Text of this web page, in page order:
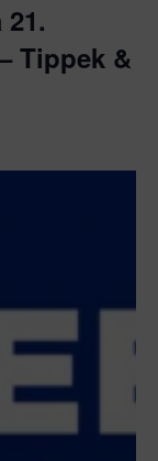
Tippek &